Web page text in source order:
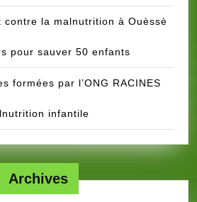
contre la malnutrition à Ouèssè
pour sauver 50 enfants
formées par l’ONG RACINES
infantile
Archives